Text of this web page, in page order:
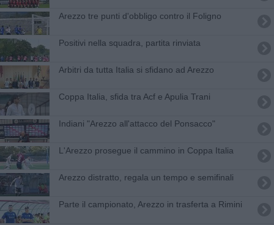
Arezzo tre punti d'obbligo contro il Foligno
Positivi nella squadra, partita rinviata
Arbitri da tutta Italia si sfidano ad Arezzo
Coppa Italia, sfida tra Acf e Apulia Trani
Indiani "Arezzo all'attacco del Ponsacco"
L'Arezzo prosegue il cammino in Coppa Italia
Arezzo distratto, regala un tempo e semifinali
Parte il campionato, Arezzo in trasferta a Rimini